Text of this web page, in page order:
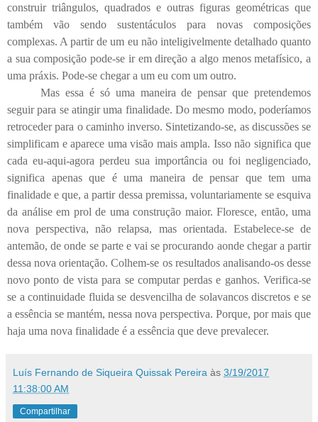
construir triângulos, quadrados e outras figuras geométricas que
também vão sendo sustentáculos para novas composições
complexas. A partir de um eu não inteligivelmente detalhado quanto
a sua composição pode-se ir em direção a algo menos metafísico, a
uma práxis. Pode-se chegar a um eu com um outro.
Mas essa é só uma maneira de pensar que pretendemos
seguir para se atingir uma finalidade. Do mesmo modo, poderíamos
retroceder para o caminho inverso. Sintetizando-se, as discussões se
simplificam e aparece uma visão mais ampla. Isso não significa que
cada eu-aqui-agora perdeu sua importância ou foi negligenciado,
significa apenas que é uma maneira de pensar que tem uma
finalidade e que, a partir dessa premissa, voluntariamente se esquiva
da análise em prol de uma construção maior. Floresce, então, uma
nova perspectiva, não relapsa, mas orientada. Estabelece-se de
antemão, de onde se parte e vai se procurando aonde chegar a partir
dessa nova orientação. Colhem-se os resultados analisando-os desse
novo ponto de vista para se computar perdas e ganhos. Verifica-se
se a continuidade fluida se desvencilha de solavancos discretos e se
a essência se mantém, nessa nova perspectiva. Porque, por mais que
haja uma nova finalidade é a essência que deve prevalecer.
Luís Fernando de Siqueira Quissak Pereira às 3/19/2017
11:38:00 AM
Compartilhar